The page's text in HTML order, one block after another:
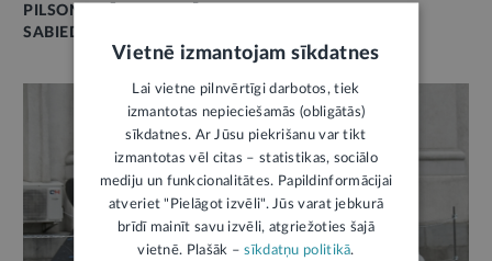
PILSONISKĀ SABIEDRĪBA
SABIEDRĪBAS LĪDZDALĪBA
Vietnē izmantojam sīkdatnes
Lai vietne pilnvērtīgi darbotos, tiek
izmantotas nepieciešamās (obligātās)
sīkdatnes. Ar Jūsu piekrišanu var tikt
izmantotas vēl citas – statistikas, sociālo
mediju un funkcionalitātes. Papildinformācijai
atveriet "Pielāgot izvēli". Jūs varat jebkurā
brīdī mainīt savu izvēli, atgriežoties šajā
vietnē. Plašāk –sīkdatņu politikā.